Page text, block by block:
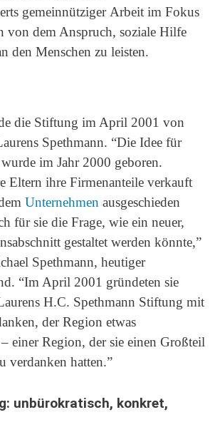
gemeinnütziger Arbeit im Fokus
von dem Anspruch, soziale Hilfe
den Menschen zu leisten.
die Stiftung im April 2001 von
Spethmann. “Die Idee für
im Jahr 2000 geboren.
Eltern ihre Firmenanteile verkauft
Unternehmen ausgeschieden
für sie die Frage, wie ein neuer,
gestaltet werden könnte,”
Spethmann, heutiger
“Im April 2001 gründeten sie
H.C. Spethmann Stiftung mit
der Region etwas
einer Region, der sie einen Großteil
verdanken hatten.”
unbürokratisch, konkret,